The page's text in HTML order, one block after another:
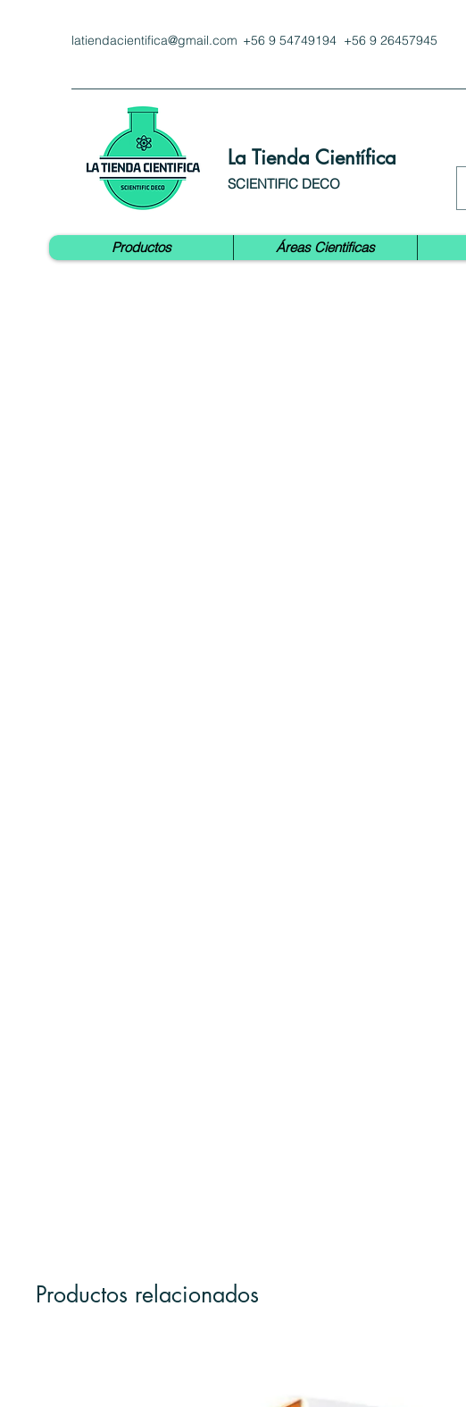
latiendacientifica@gmail.com +56 9 54749194 +56 9 26457945
La Tienda Científica
SCIENTIFIC DECO
Productos Áreas Cientificas
Productos relacionados